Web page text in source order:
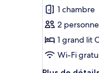
vue
mer
pour
ce
type
de
chambre :
1 chambre
2
1 grand lit
Wi-Fi